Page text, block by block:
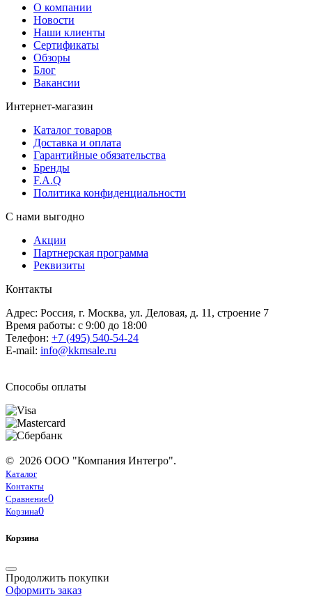
О компании
Новости
Наши клиенты
Сертификаты
Обзоры
Блог
Вакансии
Интернет-магазин
Каталог товаров
Доставка и оплата
Гарантийные обязательства
Бренды
F.A.Q
Политика конфиденциальности
С нами выгодно
Акции
Партнерская программа
Реквизиты
Контакты
Адрес: Россия, г. Москва, ул. Деловая, д. 11, строение 7
Время работы: с 9:00 до 18:00
Телефон: +7 (495) 540-54-24
E-mail: info@kkmsale.ru
Способы оплаты
© 2026 ООО "Компания Интегро".
Каталог
Контакты
Сравнение0
Корзина0
Корзина
Продолжить покупки
Оформить заказ